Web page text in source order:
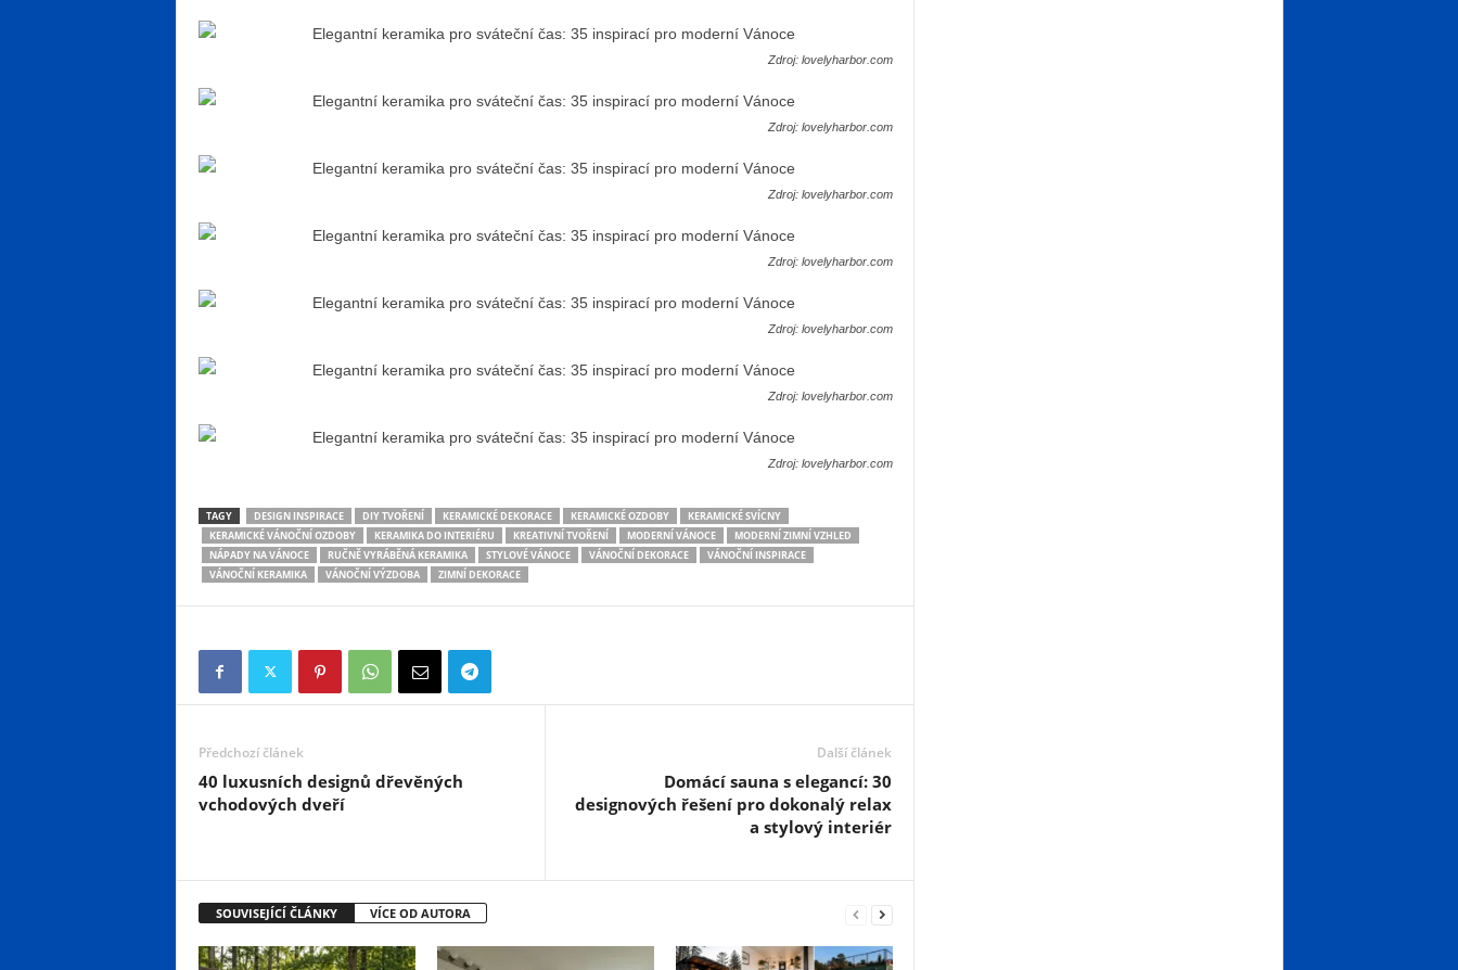
Zdroj: lovelyharbor.com
Zdroj: lovelyharbor.com
Zdroj: lovelyharbor.com
Zdroj: lovelyharbor.com
Zdroj: lovelyharbor.com
Zdroj: lovelyharbor.com
Zdroj: lovelyharbor.com
TAGY DESIGN INSPIRACE DIY TVOŘENÍ KERAMICKÉ DEKORACE KERAMICKÉ OZDOBY
KERAMICKÉ SVÍCNY
KERAMICKÉ VÁNOČNÍ OZDOBY
KERAMIKA DO INTERIÉRU KREATIVNÍ TVOŘENÍ MODERNÍ VÁNOCE
MODERNÍ ZIMNÍ VZHLED
NÁPADY NA VÁNOCE
RUČNĚ VYRÁBĚNÁ KERAMIKA STYLOVÉ VÁNOCE VÁNOČNÍ DEKORACE
VÁNOČNÍ INSPIRACE
VÁNOČNÍ KERAMIKA
VÁNOČNÍ VÝZDOBA ZIMNÍ DEKORACE
Předchozí článek
40 luxusních designů dřevěných
vchodových dveří
Další článek
Domácí sauna s elegancí: 30
designových řešení pro dokonalý relax
a stylový interiér
SOUVISEJÍCÍ ČLÁNKY VÍCE OD AUTORA